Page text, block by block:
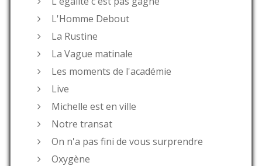
L'Homme Debout
La Rustine
La Vague matinale
Les moments de l'académie
Live
Michelle est en ville
Notre transat
On n'a pas fini de vous surprendre
Oxygène